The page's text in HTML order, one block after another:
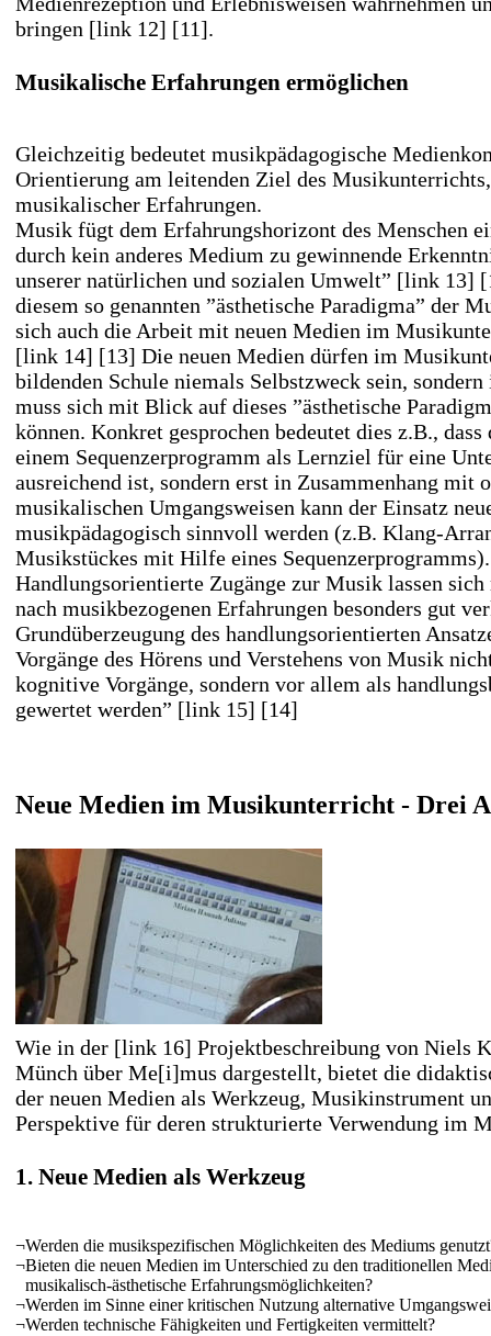
bringen [link 12] [11].
Musikalische Erfahrungen ermöglichen
Gleichzeitig bedeutet musikpädagogische
Orientierung am leitenden Ziel des
musikalischer Erfahrungen.
Musik fügt dem Erfahrungshorizont des Menschen
durch kein anderes Medium zu gewinnende
unserer natürlichen und sozialen Umwelt” [link 13]
diesem so genannten ”ästhetische Paradigma” der
sich auch die Arbeit mit neuen Medien im
[link 14] [13] Die neuen Medien dürfen im
bildenden Schule niemals Selbstzweck sein,
muss sich mit Blick auf dieses ”ästhetische
können. Konkret gesprochen bedeutet dies z.B.,
einem Sequenzerprogramm als Lernziel für eine
ausreichend ist, sondern erst in Zusammenhang mit
musikalischen Umgangsweisen kann der Einsatz
musikpädagogisch sinnvoll werden (z.B. Klang-
Musikstückes mit Hilfe eines Sequenzerprogramms).
Handlungsorientierte Zugänge zur Musik lassen
nach musikbezogenen Erfahrungen besonders gut
Grundüberzeugung des handlungsorientierten
Vorgänge des Hörens und Verstehens von Musik
kognitive Vorgänge, sondern vor allem als
gewertet werden” [link 15] [14]
Neue Medien im Musikunterricht - Drei
Wie in der [link 16] Projektbeschreibung von Niels
Münch über Me[i]mus dargestellt, bietet die
der neuen Medien als Werkzeug, Musikinstrument
Perspektive für deren strukturierte Verwendung im
1. Neue Medien als Werkzeug
¬Werden die musikspezifischen Möglichkeiten des Mediums
¬Bieten die neuen Medien im Unterschied zu den traditionellen
musikalisch-ästhetische Erfahrungsmöglichkeiten?
¬Werden im Sinne einer kritischen Nutzung alternative
¬Werden technische Fähigkeiten und Fertigkeiten vermittelt?